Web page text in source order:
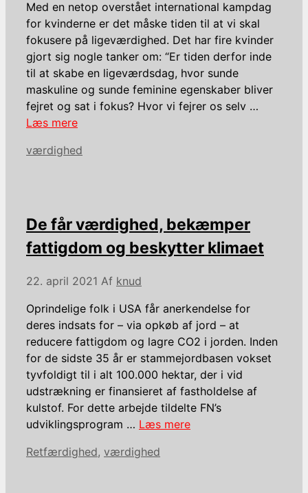
Med en netop overstået international kampdag
for kvinderne er det måske tiden til at vi skal
fokusere på ligeværdighed. Det har fire kvinder
gjort sig nogle tanker om: “Er tiden derfor inde
til at skabe en ligeværdsdag, hvor sunde
maskuline og sunde feminine egenskaber bliver
fejret og sat i fokus? Hvor vi fejrer os selv …
Læs mere
Kategorier
værdighed
De får værdighed, bekæmper
fattigdom og beskytter klimaet
22. april 2021 Af knud
Oprindelige folk i USA får anerkendelse for
deres indsats for – via opkøb af jord – at
reducere fattigdom og lagre CO2 i jorden. Inden
for de sidste 35 år er stammejordbasen vokset
tyvfoldigt til i alt 100.000 hektar, der i vid
udstrækning er finansieret af fastholdelse af
kulstof. For dette arbejde tildelte FN’s
udviklingsprogram … Læs mere
Kategorier
Retfærdighed, værdighed